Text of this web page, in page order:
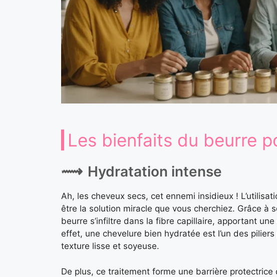
Les bienfaits du beurre
Hydratation intense
Ah, les cheveux secs, cet ennemi insidieux !
être la solution miracle que vous cherchiez. Grâce à
beurre s’infiltre dans la fibre capillaire, apportant
effet, une chevelure bien hydratée est l’un des
texture lisse et soyeuse.
De plus, ce traitement forme une barrière protectrice